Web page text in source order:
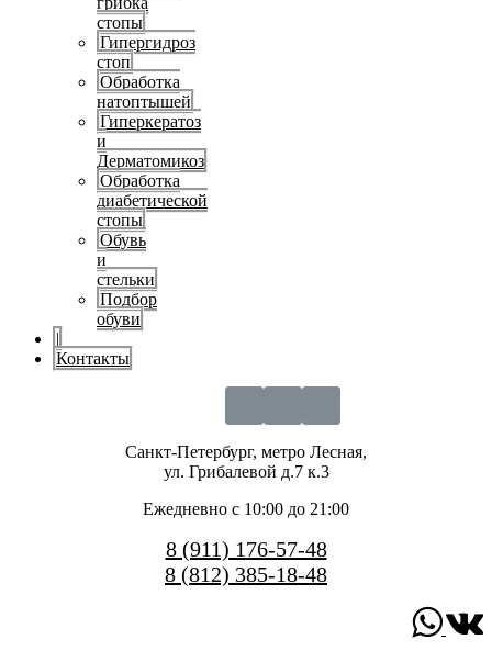
стопы
Гипергидроз
стоп
Обработка
натоптышей
Гиперкератоз
и
Дерматомикоз
Обработка
диабетической
стопы
Обувь
и
стельки
Подбор
обуви
|
Контакты
Санкт-Петербург, метро Лесная,
ул. Грибалевой д.7 к.3
Ежедневно с 10:00 до 21:00
8 (911) 176-57-48
8 (812) 385-18-48